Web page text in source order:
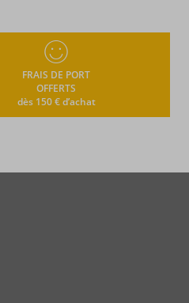
FRAIS DE PORT
OFFERTS
dès 150 € d’achat